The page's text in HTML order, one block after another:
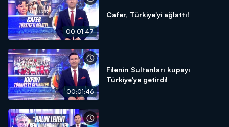
00:01:47
Cafer, Türkiye'yi ağlattı!
00:01:46
Filenin Sultanları kupayı
Türkiye'ye getirdi!